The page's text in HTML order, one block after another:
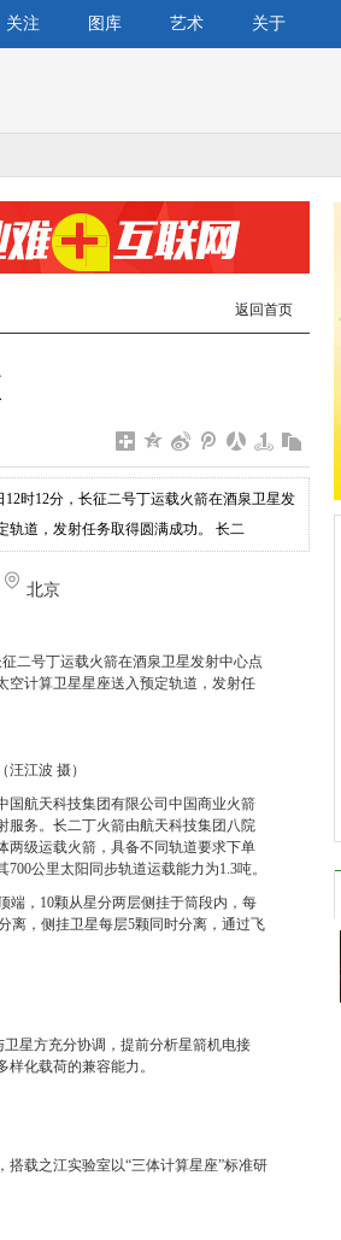
关注 图库 艺术 关于
返回首页
时12分，长征二号丁运载火箭在酒泉卫星发
轨道，发射任务取得圆满成功。 长二
北京
二号丁运载火箭在酒泉卫星发射中心点
空计算卫星星座送入预定轨道，发射任
江波 摄）
国航天科技集团有限公司中国商业火箭
服务。长二丁火箭由航天科技集团八院
两级运载火箭，具备不同轨道要求下单
公里太阳同步轨道运载能力为1.3吨。
端，10颗从星分两层侧挂于筒段内，每
离，侧挂卫星每层5颗同时分离，通过飞
星方充分协调，提前分析星箭机电接
化载荷的兼容能力。
搭载之江实验室以“三体计算星座”标准研